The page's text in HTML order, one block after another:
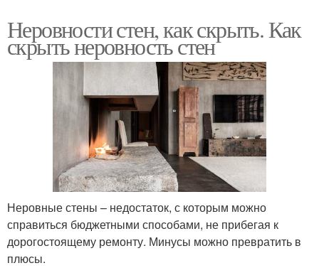
Неровности стен, как скрыть. Как
скрыть неровность стен
Неровные стены – недостаток, с которым можно
справиться бюджетными способами, не прибегая к
дорогостоящему ремонту. Минусы можно превратить в
плюсы.